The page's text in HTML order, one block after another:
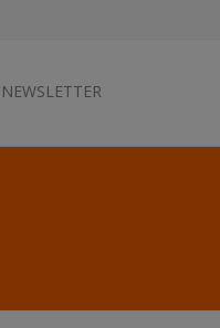
NEWSLETTER